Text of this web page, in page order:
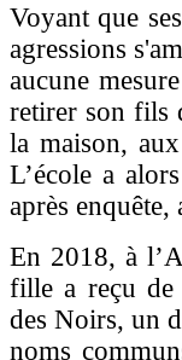
Voyant que
agressions
aucune
retirer son fils
la maison,
L’école a
après enquête,
En 2018, à
fille a reçu de
des Noirs, un
noms